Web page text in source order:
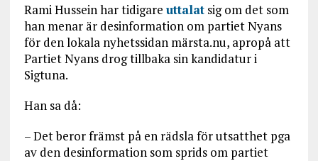
Rami Hussein har tidigare uttalatsig om det som
han menar är desinformation om partiet Nyans
för den lokala nyhetssidan märsta.nu, apropå att
Partiet Nyans drog tillbaka sin kandidatur i
Sigtuna.
Han sa då:
– Det beror främst på en rädsla för utsatthet pga
av den desinformation som sprids om partiet